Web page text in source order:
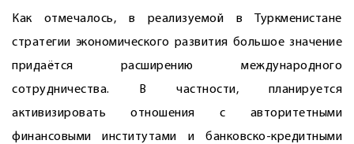
Как отмечалось, в реализуемой в Туркменистане
стратегии экономического развития большое значение
придаётся расширению международного
сотрудничества. В частности, планируется
активизировать отношения с авторитетными
финансовыми институтами и банковско-кредитными